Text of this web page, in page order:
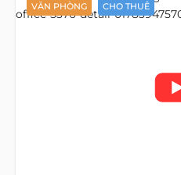
VĂN PHÒNG CHO THUÊ